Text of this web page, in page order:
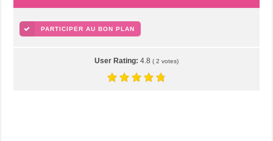
PARTICIPER AU BON PLAN
User Rating: 4.8 ( 2 votes)